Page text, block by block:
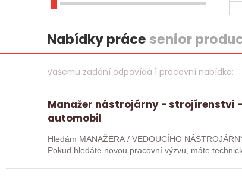
Nabídky práce senior
Vašemu zadání odpovídá 1 pracovní nabídka:
Manažer nástrojárny - strojírenství
automobil
Hledám MANAŽERA / VEDOUCÍHO
Pokud hledáte novou pracovní výzvu, máte